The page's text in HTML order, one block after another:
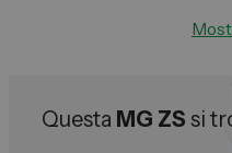
Questa MG ZS si